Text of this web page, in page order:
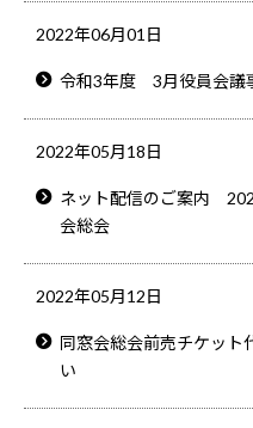
2022年06月01日
令和3年度 3月役員会議
2022年05月18日
ネット配信のご案内
会総会
2022年05月12日
同窓会総会前売チケット
い